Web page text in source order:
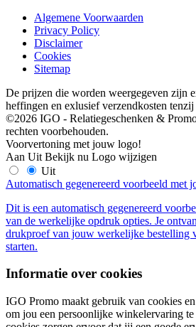
Algemene Voorwaarden
Privacy Policy
Disclaimer
Cookies
Sitemap
De prijzen die worden weergegeven zijn
heffingen en exlusief verzendkosten tenzij
©2026 IGO - Relatiegeschenken &
rechten voorbehouden.
Voorvertoning met jouw logo!
Aan Uit Bekijk nu Logo wijzigen
Uit
Automatisch gegenereerd voorbeeld met
Dit is een automatisch gegenereerd
van de werkelijke opdruk opties. Je
drukproef van jouw werkelijke bestelling
starten.
Informatie over cookies
IGO Promo maakt gebruik van cookies
om jou een persoonlijke winkelervaring te